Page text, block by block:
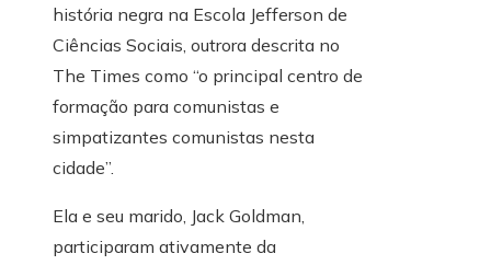
história negra na Escola Jefferson de
Ciências Sociais, outrora descrita no
The Times como “o principal centro de
formação para comunistas e
simpatizantes comunistas nesta
cidade”.
Ela e seu marido, Jack Goldman,
participaram ativamente da